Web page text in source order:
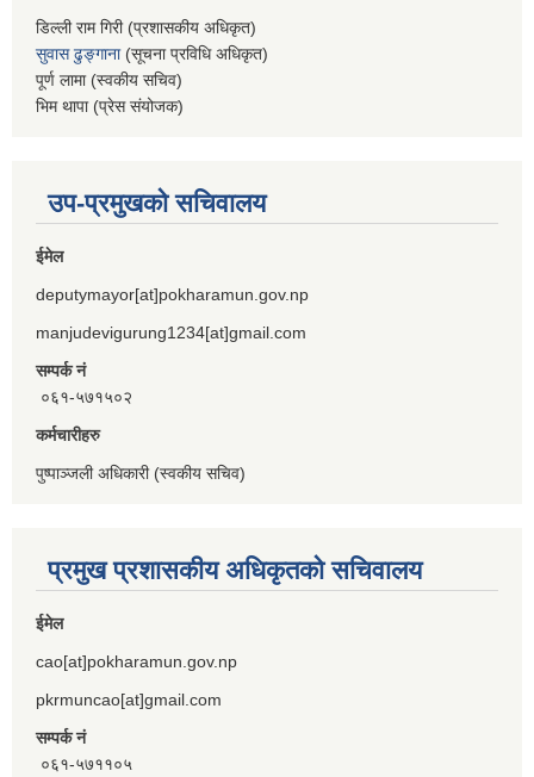
डिल्ली राम गिरी (प्रशासकीय अधिकृत)
सुवास ढुङ्गाना(सूचना प्रविधि अधिकृत)
पूर्ण लामा (स्वकीय सचिव)
भिम थापा (प्रेस संयोजक)
उप-प्रमुखको सचिवालय
ईमेल
deputymayor[at]pokharamun.gov.np
manjudevigurung1234[at]gmail.com
सम्पर्क नं
०६१-५७१५०२
कर्मचारीहरु
पुष्पाञ्जली अधिकारी (स्वकीय सचिव)
प्रमुख प्रशासकीय अधिकृतको सचिवालय
ईमेल
cao[at]pokharamun.gov.np
pkrmuncao[at]gmail.com
सम्पर्क नं
०६१-५७११०५